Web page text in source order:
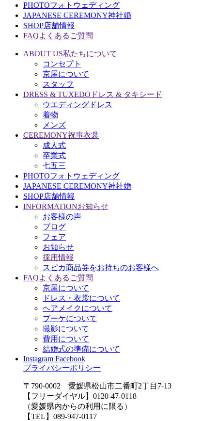
PHOTOフォトウェディング
JAPANESE CEREMONY神社婚
SHOP店舗情報
FAQよくあるご質問
ABOUT US私たちについて
コンセプト
京屋について
スタッフ
DRESS & TUXEDO ドレス & タキシード
ウエディングドレス
着物
メンズ
CEREMONY祝事衣裳
成人式
卒業式
七五三
PHOTOフォトウェディング
JAPANESE CEREMONY神社婚
SHOP店舗情報
INFORMATIONお知らせ
お客様の声
ブログ
フェア
お知らせ
採用情報
スピカ商品券をお持ちのお客様へ
FAQよくあるご質問
京屋について
ドレス・衣裳について
ヘアメイクについて
ブーケについて
撮影について
費用について
結婚式の準備について
Instagram Facebook
プライバシーポリシー
〒790-0002 愛媛県松山市二番町2丁目7-13
【フリーダイヤル】0120-47-0118
（愛媛県内からの利用に限る）
【TEL】089-947-0117